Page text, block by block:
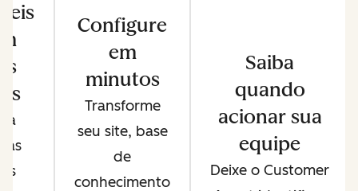
Configure
em
minutos
Transforme
seu site, base
de
conhecimento
Saiba
quando
acionar sua
equipe
Deixe o Customer